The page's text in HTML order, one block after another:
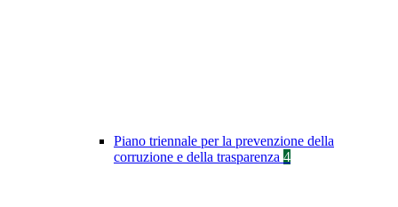
Piano triennale per la prevenzione della
corruzione e della trasparenza 4